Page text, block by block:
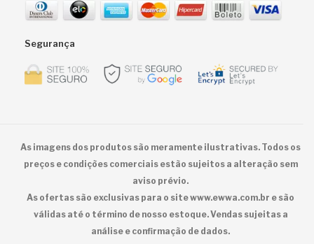
Segurança
As imagens dos produtos são meramente ilustrativas. Todos os
preços e condições comerciais estão sujeitos a alteração sem
aviso prévio.
As ofertas são exclusivas para o site www.ewwa.com.br e são
válidas até o término de nosso estoque. Vendas sujeitas a
análise e confirmação de dados.